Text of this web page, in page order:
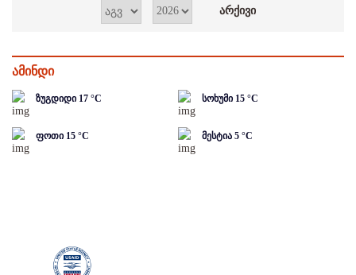
ამინდი
ზუგდიდი 17 °C სოხუმი 15 °C
ფოთი 15 °C მესტია 5 °C